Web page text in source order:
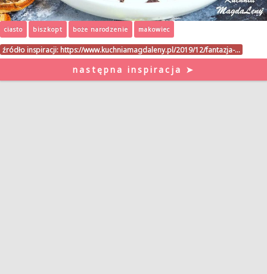
ciasto biszkopt boże narodzenie makowiec
źródło inspiracji: https://www.kuchniamagdaleny.pl/2019/12/fantazja-…
następna inspiracja ➤